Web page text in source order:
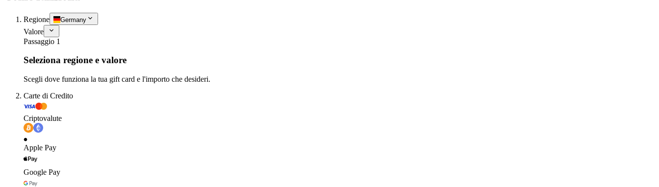
Regione Germany
Valore
Passaggio 1
Seleziona regione e valore
Scegli dove funziona la tua gift card e l'importo che desideri.
Carte di Credito
Criptovalute
Apple Pay
Google Pay